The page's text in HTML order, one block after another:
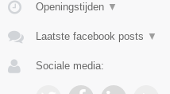
Openingstijden ▼
Laatste facebook posts ▼
Sociale media: